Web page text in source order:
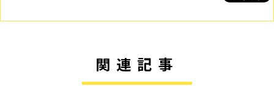
関連記事